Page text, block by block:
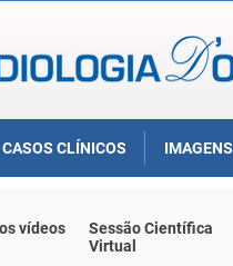
CASOS CLÍNICOS IMAGENS
vídeos
Sessão Científica
Virtual